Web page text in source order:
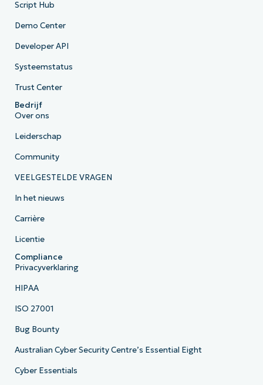
Script Hub
Demo Center
Developer API
Systeemstatus
Trust Center
Bedrijf
Over ons
Leiderschap
Community
VEELGESTELDE VRAGEN
In het nieuws
Carrière
Licentie
Compliance
Privacyverklaring
HIPAA
ISO 27001
Bug Bounty
Australian Cyber Security Centre’s Essential Eight
Cyber Essentials